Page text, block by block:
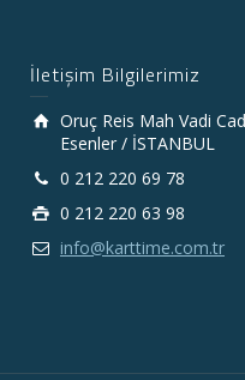
İletişim Bilgilerimiz
Oruç Reis Mah Vadi
Esenler / İSTANBUL
0 212 220 69 78
0 212 220 63 98
info@karttime.com.tr